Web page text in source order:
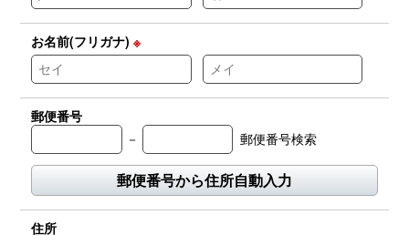
お名前(フリガナ)※
郵便番号
－
郵便番号検索
郵便番号から住所自動入力
住所